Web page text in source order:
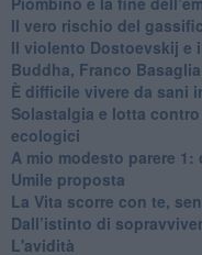
​Il vero rischio del
​Il violento Dostoevskij e
​Buddha, Franco
​È difficile vivere da sani
Solastalgia e lotta
ecologici
​A mio modesto parere
​Umile proposta
​La Vita scorre con te,
​Dall’istinto di
L'avidità